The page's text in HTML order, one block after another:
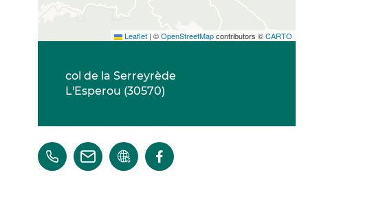
Leaflet | ©OpenStreetMapcontributors ©CARTO
col de la Serreyrède
L'Esperou (30570)